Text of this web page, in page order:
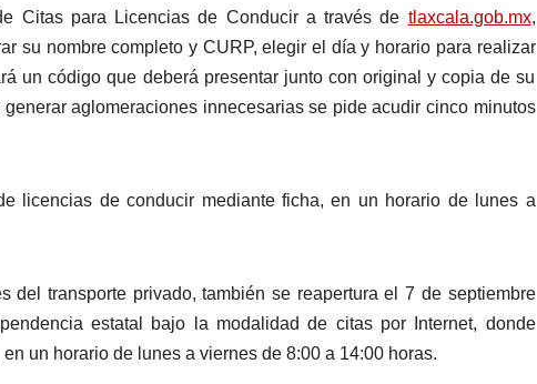
Citas para Licencias de Conducir a través de tlaxcala.gob.mx,
su nombre completo y CURP, elegir el día y horario para realizar
un código que deberá presentar junto con original y copia de su
aglomeraciones innecesarias se pide acudir cinco minutos
licencias de conducir mediante ficha, en un horario de lunes a
del transporte privado, también se reapertura el 7 de septiembre
estatal bajo la modalidad de citas por Internet, donde
un horario de lunes a viernes de 8:00 a 14:00 horas.